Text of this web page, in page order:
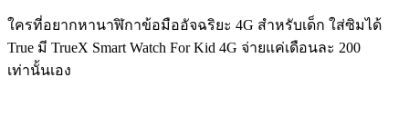
ใครที่อยากหานาฬิกาข้อมืออัจฉริยะ 4G สำหรับเด็ก ใส่ซิมได้
True มี TrueX Smart Watch For Kid 4G จ่ายแค่เดือนละ 200
เท่านั้นเอง